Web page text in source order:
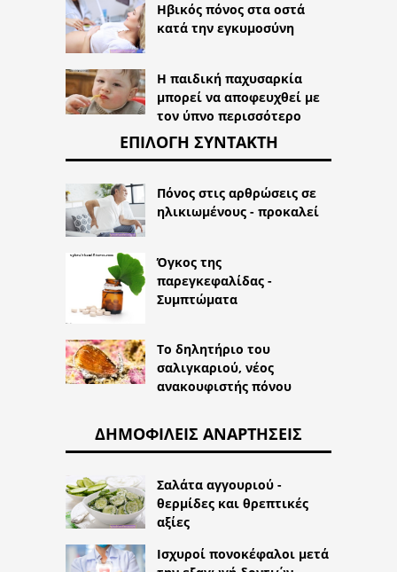
Ηβικός πόνος στα οστά
κατά την εγκυμοσύνη
Η παιδική παχυσαρκία
μπορεί να αποφευχθεί με
τον ύπνο περισσότερο
ΕΠΙΛΟΓΉ ΣΥΝΤΆΚΤΗ
Πόνος στις αρθρώσεις σε
ηλικιωμένους - προκαλεί
Όγκος της
παρεγκεφαλίδας -
Συμπτώματα
Το δηλητήριο του
σαλιγκαριού, νέος
ανακουφιστής πόνου
ΔΗΜΟΦΙΛΕΊΣ ΑΝΑΡΤΉΣΕΙΣ
Σαλάτα αγγουριού -
θερμίδες και θρεπτικές
αξίες
Ισχυροί πονοκέφαλοι μετά